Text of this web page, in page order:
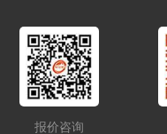
报价咨询